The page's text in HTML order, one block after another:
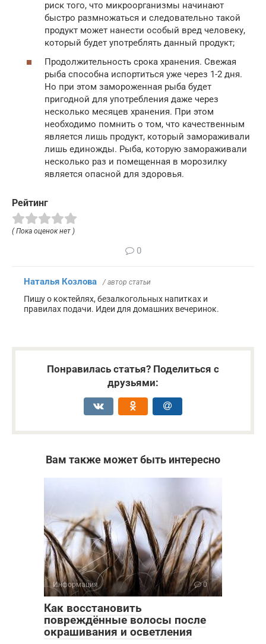
риск того, что микроорганизмы начинают
быстро размножаться и следовательно такой
продукт может нанести особый вред человеку,
который будет употреблять данный продукт;
Продолжительность срока хранения. Свежая
рыба способна испортиться уже через 1-2 дня.
Но при этом замороженная рыба будет
пригодной для употребления даже через
несколько месяцев хранения. При этом
необходимо помнить о том, что качественным
является лишь продукт, который замораживали
лишь единожды. Рыба, которую замораживали
несколько раз и помещенная в морозилку
является опасной для здоровья.
Рейтинг
( Пока оценок нет )
0
Наталья Козлова / автор статьи
Пишу о коктейлях, безалкогольных напитках и
правилах подачи. Идеи для домашних вечеринок.
Понравилась статья? Поделиться с
друзьями:
Вам также может быть интересно
Информация 0
Как восстановить
повреждённые волосы после
окрашивания и осветления